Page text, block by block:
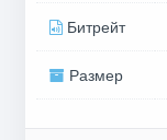
Битрейт
Размер